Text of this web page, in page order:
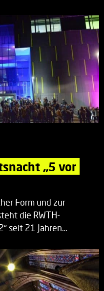
„5 vor
Form und zur
die RWTH-
seit 21 Jahren…